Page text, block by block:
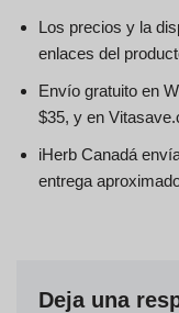
Los precios y la
enlaces del
Envío gratuito en
$35, y en
iHerb Canadá
entrega
Deja una